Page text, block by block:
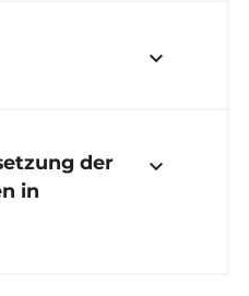
keyboard_arrow_down
der
in
keyboard_arrow_down